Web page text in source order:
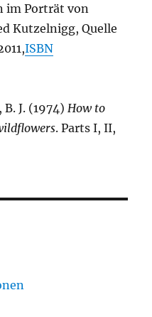
im Porträt von
Kutzelnigg, Quelle
ISBN
B. J. (1974)How to
. Parts I, II,